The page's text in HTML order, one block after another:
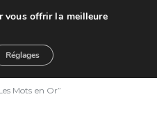
Mots en Or”
vous offrir la meilleure
Réglages